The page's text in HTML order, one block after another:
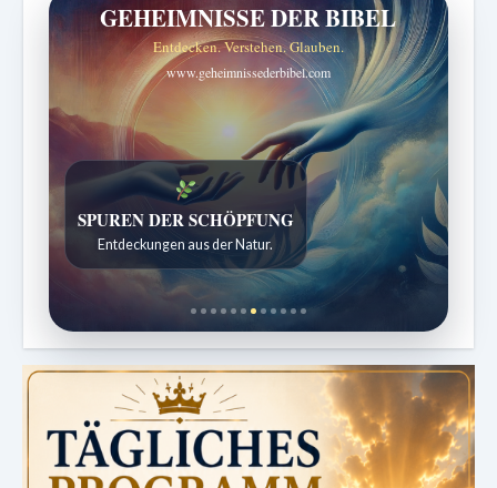
GEHEIMNISSE DER BIBEL
Entdecken. Verstehen. Glauben.
www.geheimnissederbibel.com
SPUREN DER SCHÖPFUNG
Entdeckungen aus der Natur.
DIE STILLE INTELLIGENZ DES KÖRPERS
Ordnung bringt Leben zurück.